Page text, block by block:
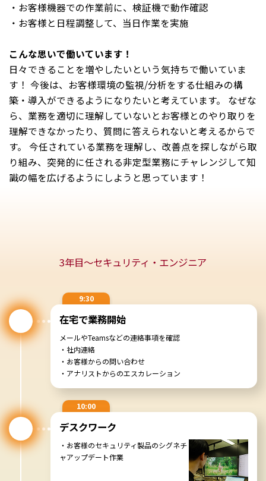
・お客様機器での作業前に、検証機で動作確認
・お客様と日程調整して、当日作業を実施
こんな思いで働いています！
日々できることを増やしたいという気持ちで働いていま
す！ 今後は、お客様環境の監視/分析をする仕組みの構
築・導入ができるようになりたいと考えています。 なぜな
ら、業務を適切に理解していないとお客様とのやり取りを
理解できなかったり、質問に答えられないと考えるからで
す。 今任されている業務を理解し、改善点を探しながら取
り組み、突発的に任される非定型業務にチャレンジして知
識の幅を広げるようにしようと思っています！
3年目～セキュリティ・エンジニア
9:30
在宅で業務開始
メールやTeamsなどの連絡事項を確認
・社内連絡
・お客様からの問い合わせ
・アナリストからのエスカレーション
10:00
デスクワーク
・お客様のセキュリティ製品のシグネチ
ャアップデート作業
スペシャリストになりたいと思っています！ 社内にはスペ
シャリストの先輩方が多くいらっしゃるので、その方々を
9:30
リモートワーク開始
1.案件開始日の場合
客先からの連絡・注意事項の確認
2.案件中
診断ツールの結果の確認
3．案件がない場合
最新の情報収集や検証作業
Webサイトの巡回
12:00
ランチ
家でランチをすることが多い
こんな思いで働いています！
お客様のシステムのセキュリティレベルを向上させること
るよう心掛けています。 また、自身のタスクに加え、新任
者の教育担当でもあるため、模範となれるように日々の業
務を遂行しています。 自己研鑽すると共に、チーム全体の
成長にも貢献できる人物像を目指しています！
09:00
業務開始
チームの朝会
・共有事項の周知
作業時間
・メール/チャットの返信、その他作業
12:00